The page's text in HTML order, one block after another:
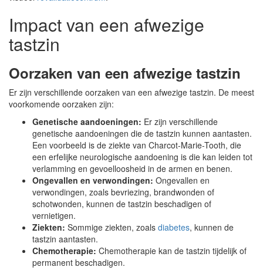
Impact van een afwezige
tastzin
Oorzaken van een afwezige tastzin
Er zijn verschillende oorzaken van een afwezige tastzin. De meest
voorkomende oorzaken zijn:
Genetische aandoeningen: Er zijn verschillende
genetische aandoeningen die de tastzin kunnen aantasten.
Een voorbeeld is de ziekte van Charcot-Marie-Tooth, die
een erfelijke neurologische aandoening is die kan leiden tot
verlamming en gevoelloosheid in de armen en benen.
Ongevallen en verwondingen: Ongevallen en
verwondingen, zoals bevriezing, brandwonden of
schotwonden, kunnen de tastzin beschadigen of
vernietigen.
Ziekten: Sommige ziekten, zoals diabetes, kunnen de
tastzin aantasten.
Chemotherapie: Chemotherapie kan de tastzin tijdelijk of
permanent beschadigen.